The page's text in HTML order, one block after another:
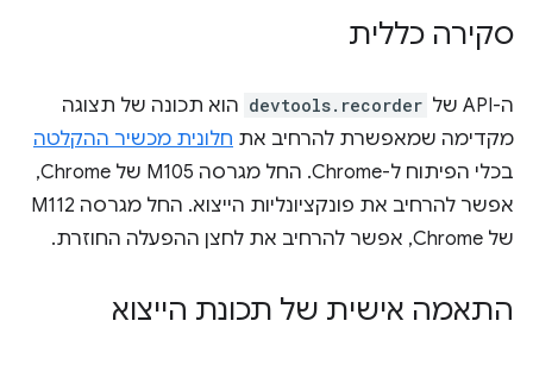
סקירה כללית
ה-API של devtools.recorder הוא תכונה של תצוגה
מקדימה שמאפשרת להרחיב את חלונית מכשיר ההקלטה
בכלי הפיתוח ל-Chrome. החל מגרסה M105 של Chrome,
אפשר להרחיב את פונקציונליות הייצוא. החל מגרסה M112
של Chrome, אפשר להרחיב את לחצן ההפעלה החוזרת.
התאמה אישית של תכונת הייצוא